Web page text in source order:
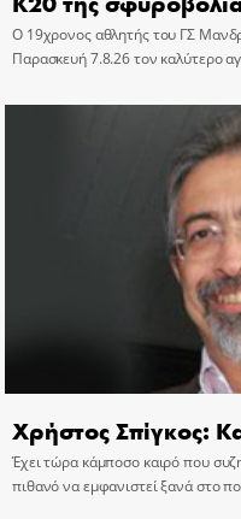
Ο 19χρονος αθλητής του ΓΣ
Παρασκευή 7.8.26 τον καλύτερο
Χρήστος Σπίγκος:
Έχει τώρα κάμποσο καιρό που
πιθανό να εμφανιστεί ξανά στο